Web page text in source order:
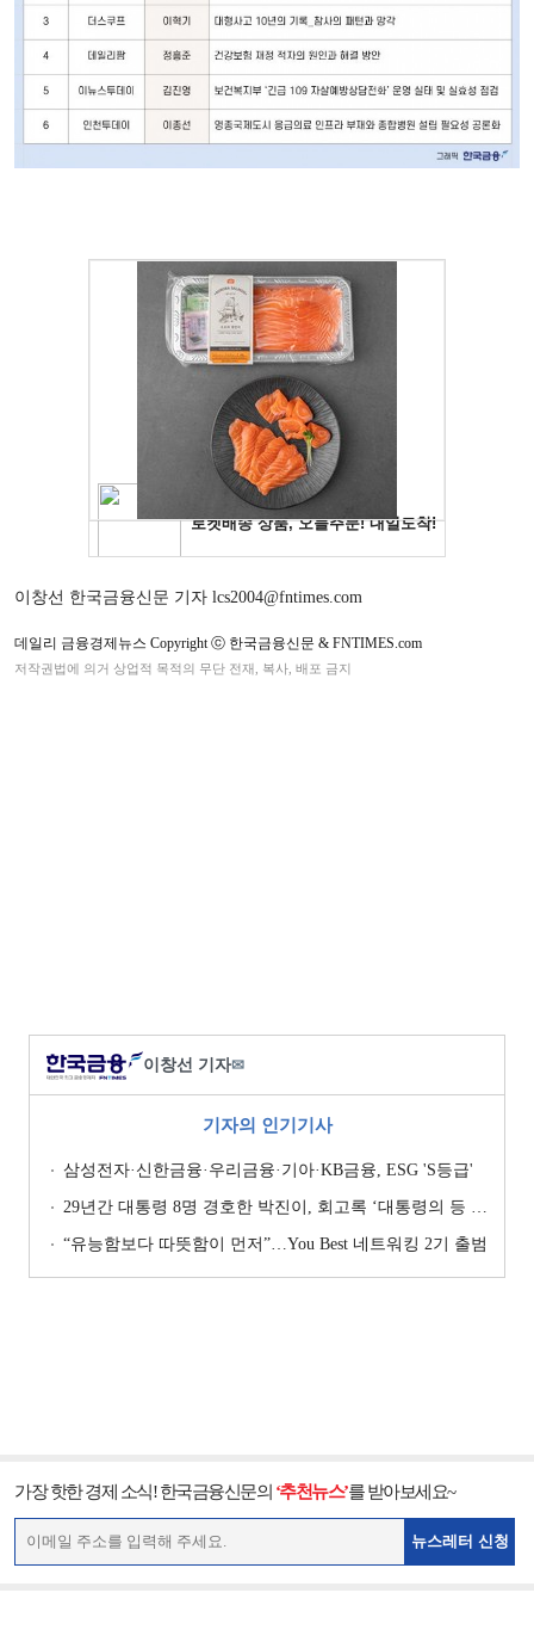
이창선 한국금융신문 기자 lcs2004@fntimes.com
데일리 금융경제뉴스 Copyright ⓒ 한국금융신문 & FNTIMES.com
저작권법에 의거 상업적 목적의 무단 전재, 복사, 배포 금지
이창선 기자✉
기자의 인기기사
삼성전자·신한금융·우리금융·기아·KB금융, ESG 'S등급'
29년간 대통령 8명 경호한 박진이, 회고록 ‘대통령의 등 뒤 1미터’ 출간
“유능함보다 따뜻함이 먼저”…You Best 네트워킹 2기 출범
가장 핫한 경제 소식! 한국금융신문의 ‘추천뉴스’를 받아보세요~
뉴스레터 신청